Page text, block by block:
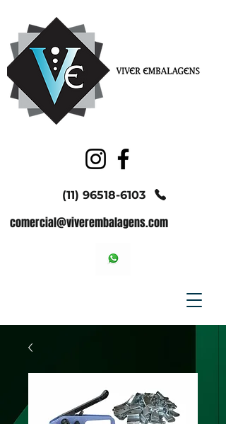
(11) 96518-6103
comercial@viverembalagens.com